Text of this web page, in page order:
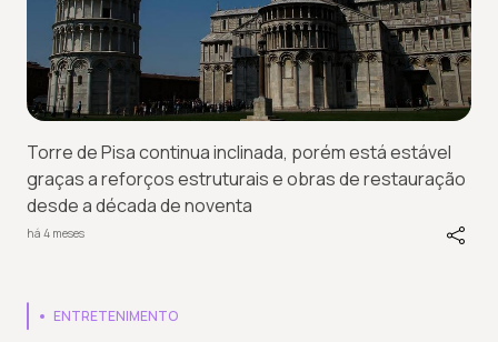
Torre de Pisa continua inclinada, porém está estável
graças a reforços estruturais e obras de restauração
desde a década de noventa
há 4 meses
ENTRETENIMENTO